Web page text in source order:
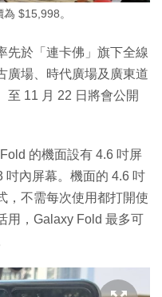
$15,998。
先於「連卡佛」旗下全線
廣場、時代廣場及廣東道
至 11 月 22 日將會公開
的機面設有 4.6 吋屏
吋內屏幕。機面的 4.6 吋
，不需每次使用都打開使
用，Galaxy Fold 最多可